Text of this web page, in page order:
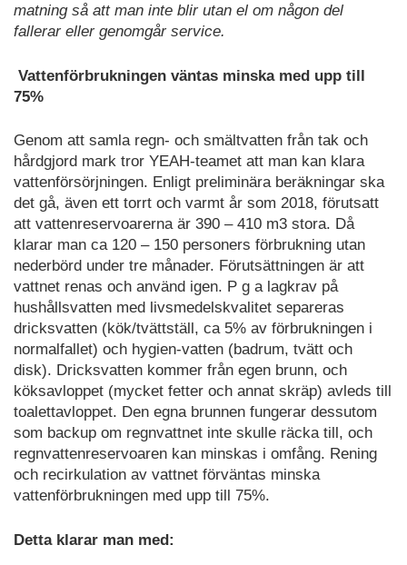
matning så att man inte blir utan el om någon del
fallerar eller genomgår service.
Vattenförbrukningen väntas minska med upp till
75%
Genom att samla regn- och smältvatten från tak och
hårdgjord mark tror YEAH-teamet att man kan klara
vattenförsörjningen. Enligt preliminära beräkningar ska
det gå, även ett torrt och varmt år som 2018, förutsatt
att vattenreservoarerna är 390 – 410 m3 stora. Då
klarar man ca 120 – 150 personers förbrukning utan
nederbörd under tre månader. Förutsättningen är att
vattnet renas och använd igen. P g a lagkrav på
hushållsvatten med livsmedelskvalitet separeras
dricksvatten (kök/tvättställ, ca 5% av förbrukningen i
normalfallet) och hygien-vatten (badrum, tvätt och
disk). Dricksvatten kommer från egen brunn, och
köksavloppet (mycket fetter och annat skräp) avleds till
toalettavloppet. Den egna brunnen fungerar dessutom
som backup om regnvattnet inte skulle räcka till, och
regnvattenreservoaren kan minskas i omfång. Rening
och recirkulation av vattnet förväntas minska
vattenförbrukningen med upp till 75%.
Detta klarar man med: